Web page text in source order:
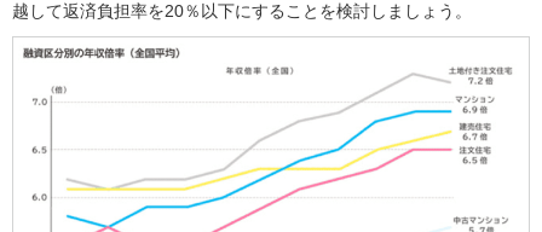
越して返済負担率を20％以下にすることを検討しましょう。